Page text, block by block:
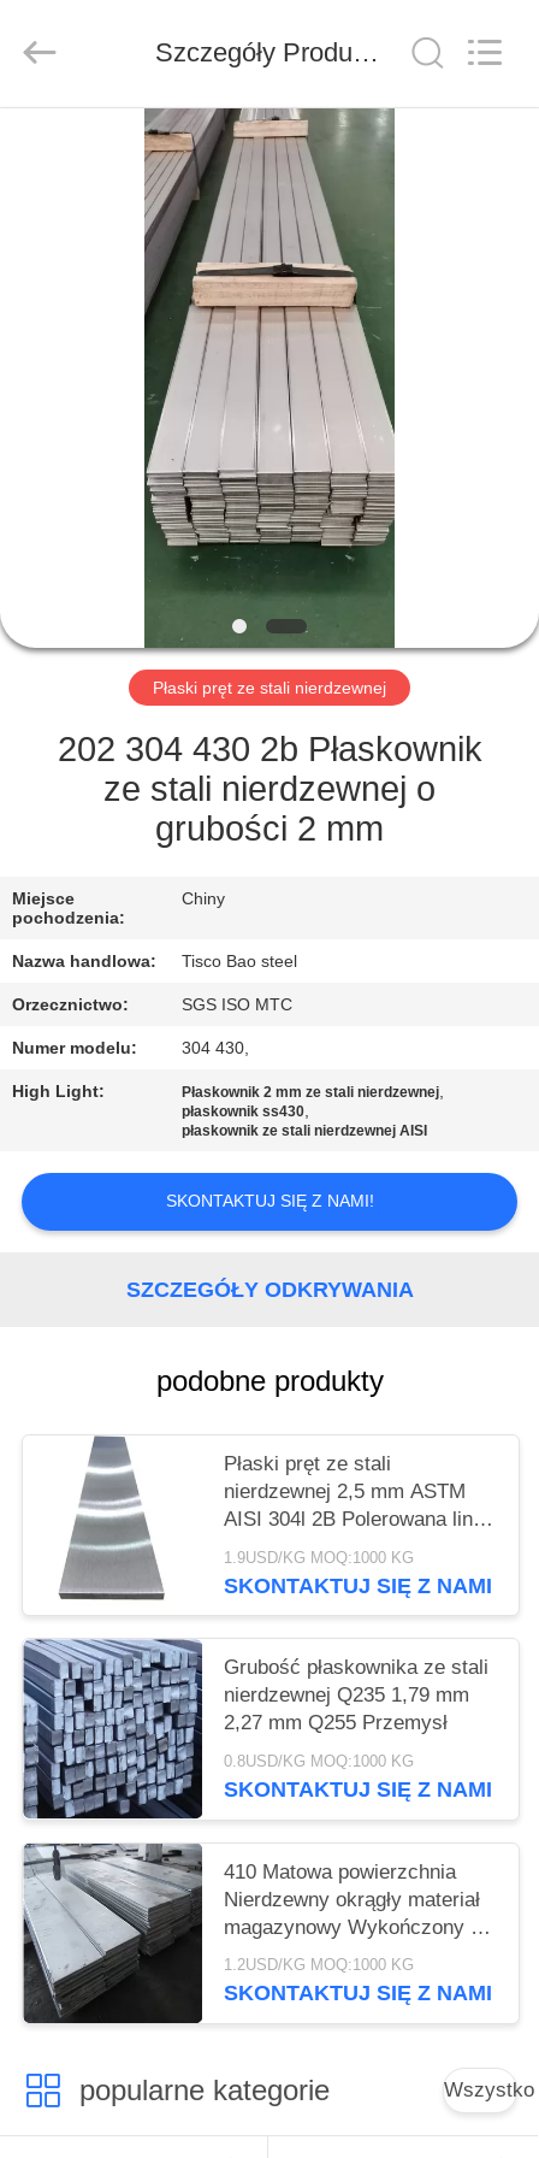
PRODUKTY
WYCIECZKA
KONTROLA
JAKOŚCI
SKONTAKTUJ
AKTUALNOŚCI
POPROSIĆ
O
WYCENĘ
SITEMAP
PRIVACY
Product
Co.,Ltd.
Szczegóły Produktu
Płaski pręt ze stali nierdzewnej
202 304 430 2b Płaskownik
ze stali nierdzewnej o
grubości 2 mm
Miejsce
pochodzenia:
Chiny
Nazwa handlowa: Tisco Bao steel
Orzecznictwo: SGS ISO MTC
Numer modelu: 304 430,
High Light: Płaskownik 2 mm ze stali nierdzewnej,
płaskownik ss430,
płaskownik ze stali nierdzewnej AISI
SKONTAKTUJ SIĘ Z NAMI!
SZCZEGÓŁY ODKRYWANIA
podobne produkty
Płaski pręt ze stali
nierdzewnej 2,5 mm ASTM
AISI 304l 2B Polerowana linia
włosów
1.9USD/KG MOQ:1000 KG
SKONTAKTUJ SIĘ Z NAMI
Grubość płaskownika ze stali
nierdzewnej Q235 1,79 mm
2,27 mm Q255 Przemysł
0.8USD/KG MOQ:1000 KG
SKONTAKTUJ SIĘ Z NAMI
410 Matowa powierzchnia
Nierdzewny okrągły materiał
magazynowy Wykończony 2b
SS 410 Trwały
1.2USD/KG MOQ:1000 KG
SKONTAKTUJ SIĘ Z NAMI
popularne kategorie Wszystko